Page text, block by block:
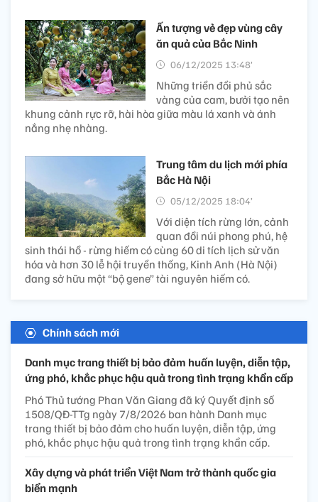
Ấn tượng vẻ đẹp vùng cây
ăn quả của Bắc Ninh
06/12/2025 13:48’
Những triền đồi phủ sắc
vàng của cam, bưởi tạo nên
khung cảnh rực rỡ, hài hòa giữa màu lá xanh và ánh
nắng nhẹ nhàng.
Trung tâm du lịch mới phía
Bắc Hà Nội
05/12/2025 18:04’
Với diện tích rừng lớn, cảnh
quan đồi núi phong phú, hệ
sinh thái hồ - rừng hiếm có cùng 60 di tích lịch sử văn
hóa và hơn 30 lễ hội truyền thống, Kinh Anh (Hà Nội)
đang sở hữu một “bộ gene” tài nguyên hiếm có.
Chính sách mới
Danh mục trang thiết bị bảo đảm huấn luyện, diễn tập,
ứng phó, khắc phục hậu quả trong tình trạng khẩn cấp
Phó Thủ tướng Phan Văn Giang đã ký Quyết định số
1508/QĐ-TTg ngày 7/8/2026 ban hành Danh mục
trang thiết bị bảo đảm cho huấn luyện, diễn tập, ứng
phó, khắc phục hậu quả trong tình trạng khẩn cấp.
Xây dựng và phát triển Việt Nam trở thành quốc gia
biển mạnh